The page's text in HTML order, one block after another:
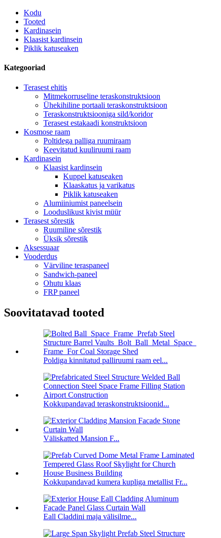
Kodu
Tooted
Kardinasein
Klaasist kardinsein
Piklik katuseaken
Kategooriad
Terasest ehitis
Mitmekorruseline teraskonstruktsioon
Ühekihiline portaali teraskonstruktsioon
Teraskonstruktsiooniga sild/koridor
Terasest estakaadi konstruktsioon
Kosmose raam
Poltidega palliga ruumiraam
Keevitatud kuuliruumi raam
Kardinasein
Klaasist kardinsein
Kuppel katuseaken
Klaaskatus ja varikatus
Piklik katuseaken
Alumiiniumist paneelsein
Looduslikust kivist müür
Terasest sõrestik
Ruumiline sõrestik
Üksik sõrestik
Aksessuaar
Vooderdus
Värviline teraspaneel
Sandwich-paneel
Ohutu klaas
FRP paneel
Soovitatavad tooted
Poldiga kinnitatud palliruumi raam eel...
Kokkupandavad teraskonstruktsioonid...
Väliskatted Mansion F...
Kokkupandavad kumera kupliga metallist Fr...
Eall Claddini maja välisilme...